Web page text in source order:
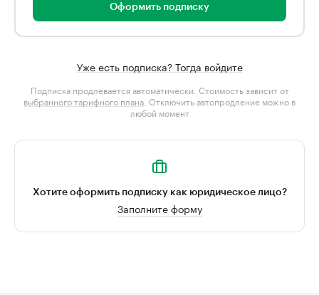
Оформить подписку
Уже есть подписка? Тогда войдите
Подписка продлевается автоматически. Стоимость зависит от
выбранного тарифного плана . Отключить автопродление можно в
любой момент
Хотите оформить подписку как юридическое лицо?
Заполните форму